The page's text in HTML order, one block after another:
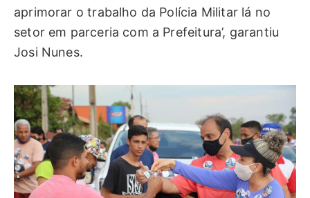
aprimorar o trabalho da Polícia Militar lá no
setor em parceria com a Prefeitura’, garantiu
Josi Nunes.